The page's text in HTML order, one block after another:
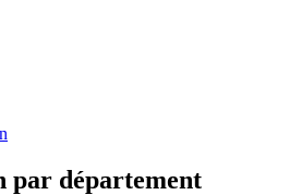
par département